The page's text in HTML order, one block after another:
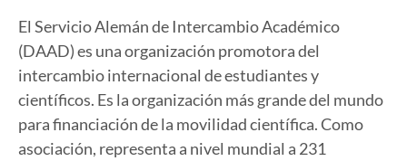
El Servicio Alemán de Intercambio Académico
(DAAD) es una organización promotora del
intercambio internacional de estudiantes y
científicos. Es la organización más grande del mundo
para financiación de la movilidad científica. Como
asociación, representa a nivel mundial a 231